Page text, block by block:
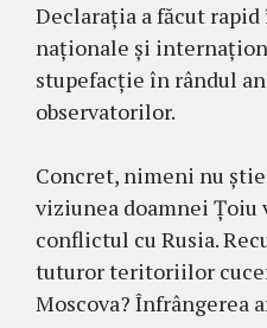
Declarația a făcut
naționale și
stupefacție în rândul
observatorilor.
Concret, nimeni nu
viziunea doamnei
conflictul cu Rusia.
tuturor teritoriilor
Moscova? Înfrângerea